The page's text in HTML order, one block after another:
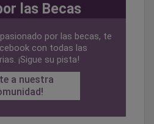
las Becas
por las becas, te
con todas las
¡Sigue su pista!
a nuestra